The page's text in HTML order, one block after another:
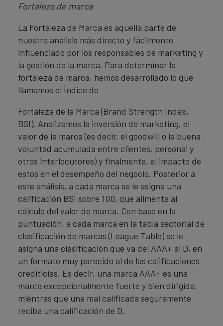
Fortaleza de marca
La Fortaleza de Marca es aquella parte de
nuestro análisis más directo y fácilmente
influenciado por los responsables de marketing y
la gestión de la marca. Para determinar la
fortaleza de marca, hemos desarrollado lo que
llamamos el Índice de
Fortaleza de la Marca (Brand Strength Index,
BSI). Analizamos la inversión de marketing, el
valor de la marca (es decir, el goodwill o la buena
voluntad acumulada entre clientes, personal y
otros interlocutores) y finalmente, el impacto de
estos en el desempeño del negocio. Posterior a
este análisis, a cada marca se le asigna una
calificación BSI sobre 100, que alimenta al
cálculo del valor de marca. Con base en la
puntuación, a cada marca en la tabla sectorial de
clasificación de marcas (League Table) se le
asigna una clasificación que va del AAA+ al D, en
un formato muy parecido al de las calificaciones
crediticias. Es decir, una marca AAA+ es una
marca excepcionalmente fuerte y bien dirigida,
mientras que una mal calificada seguramente
reciba una calificación de D.